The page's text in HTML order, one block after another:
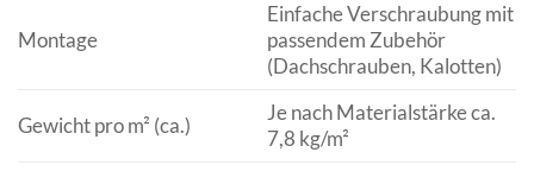
Montage
Einfache Verschraubung mit
passendem Zubehör
(Dachschrauben, Kalotten)
Gewicht pro m² (ca.)
Je nach Materialstärke ca.
7,8 kg/m²